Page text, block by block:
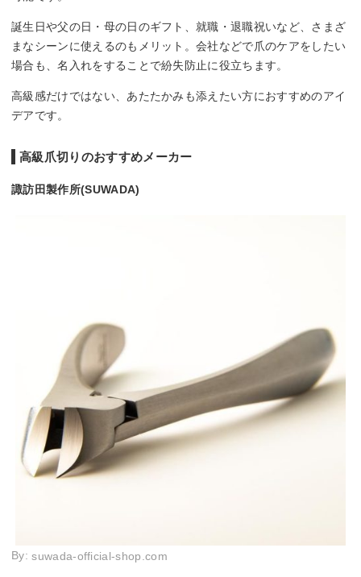
誕生日や父の日・母の日のギフト、就職・退職祝いなど、さまざ
まなシーンに使えるのもメリット。会社などで爪のケアをしたい
場合も、名入れをすることで紛失防止に役立ちます。
高級感だけではない、あたたかみも添えたい方におすすめのアイ
デアです。
高級爪切りのおすすめメーカー
諏訪田製作所(SUWADA)
By: suwada-official-shop.com